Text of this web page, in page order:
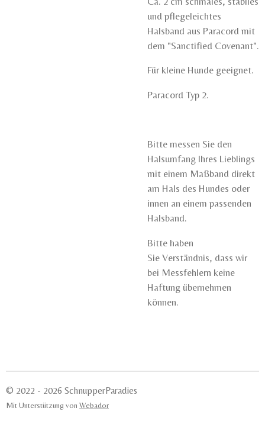
und pflegeleichtes
Halsband aus Paracord mit
dem "Sanctified Covenant".
Für kleine Hunde geeignet.
Paracord Typ 2.
Bitte messen Sie den
Halsumfang Ihres Lieblings
mit einem Maßband direkt
am Hals des Hundes oder
innen an einem passenden
Halsband.
Bitte haben
Sie Verständnis, dass wir
bei Messfehlern keine
Haftung übernehmen
können.
© 2022 - 2026 SchnupperParadies
Mit Unterstützung von Webador